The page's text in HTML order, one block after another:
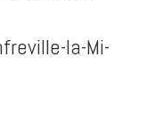
la-Mi-